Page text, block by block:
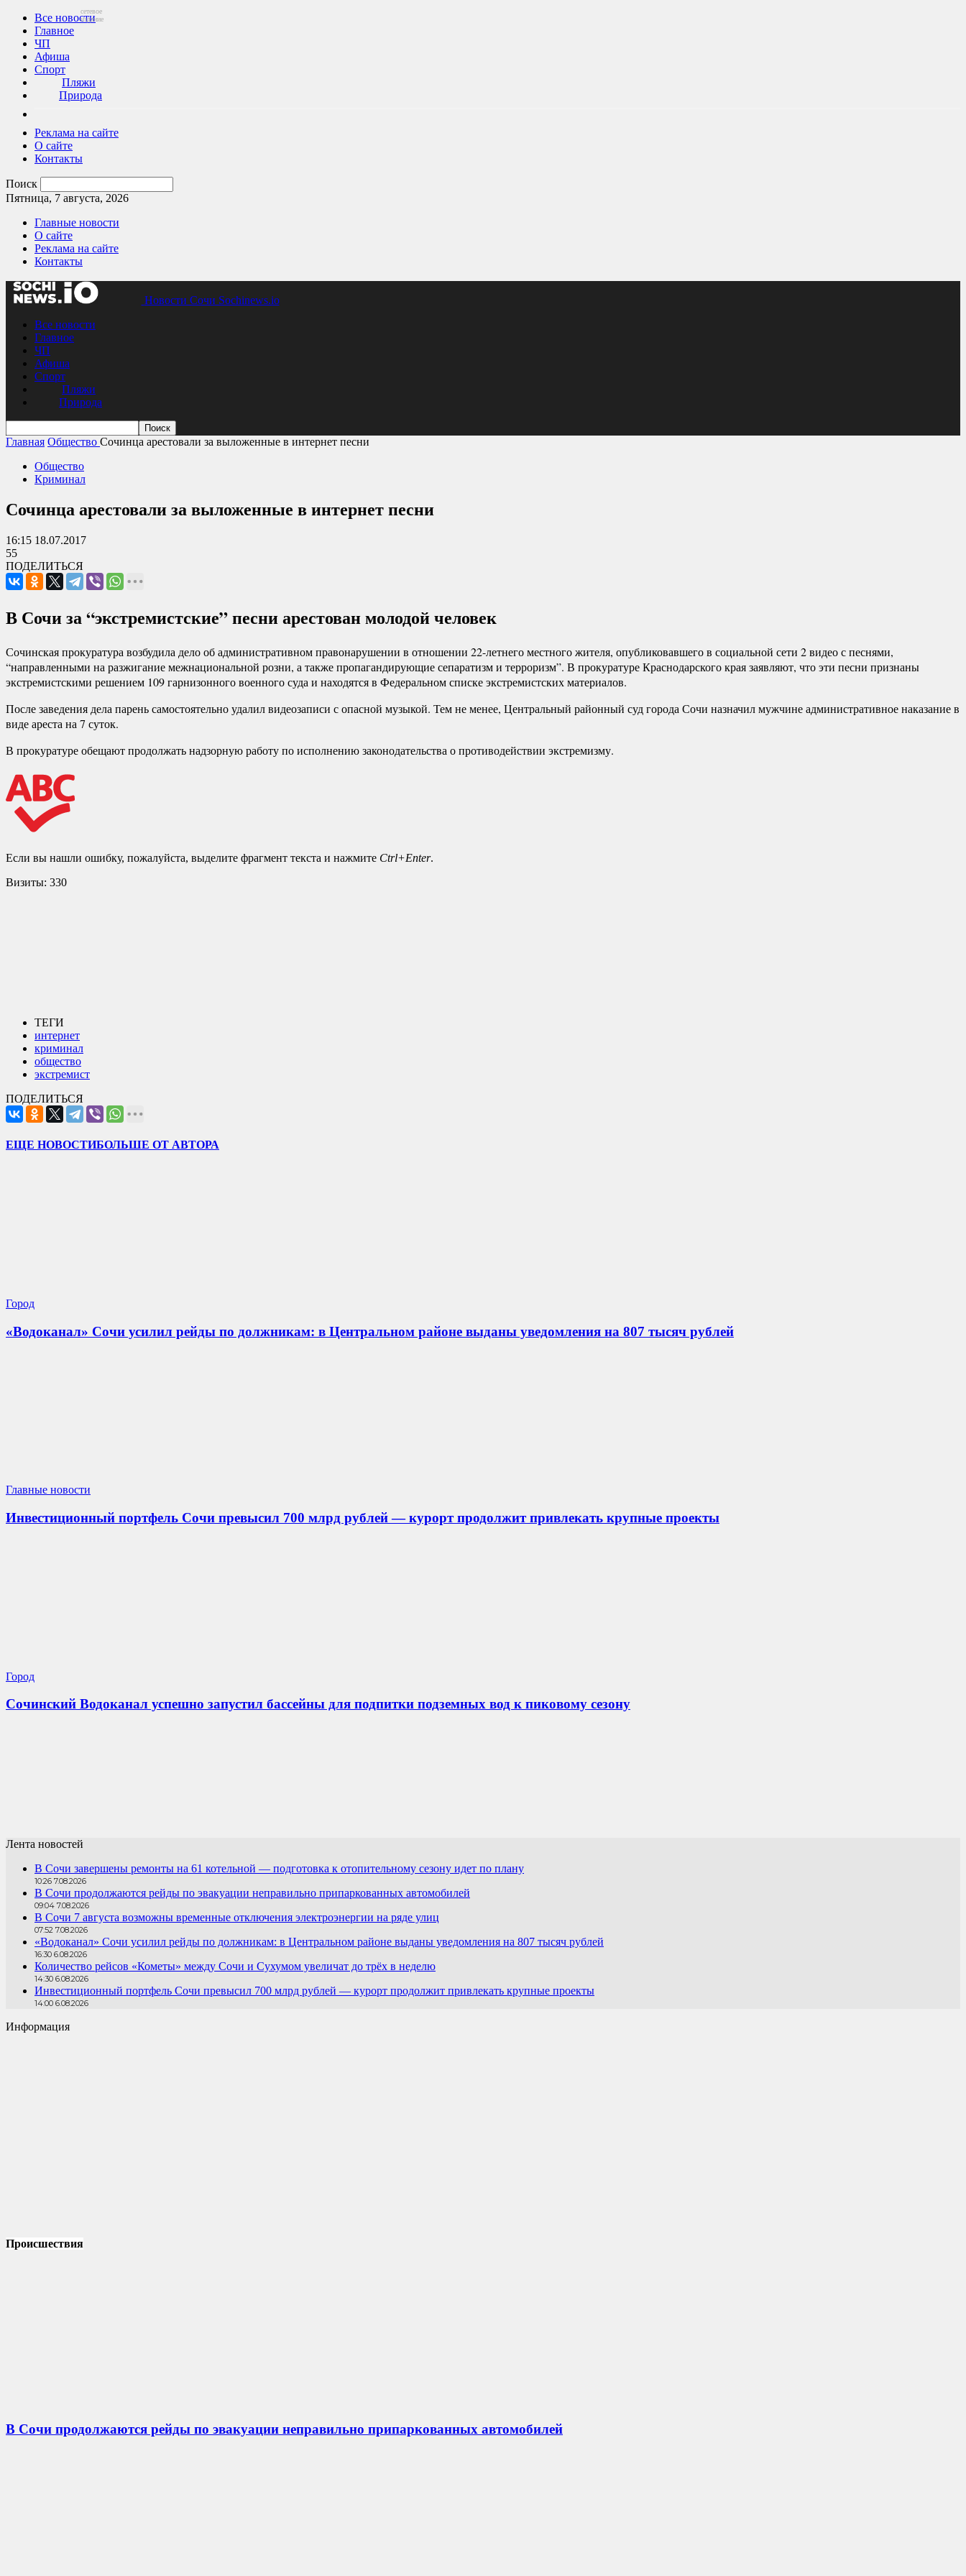
Все новости
Главное
ЧП
Афиша
Спорт
Пляжи
Природа
Реклама на сайте
О сайте
Контакты
Поиск
Пятница, 7 августа, 2026
Главные новости
О сайте
Реклама на сайте
Контакты
Новости Сочи Sochinews.io
сетевое
издание
Все новости
Главное
ЧП
Афиша
Спорт
Пляжи
Природа
Главная Общество Сочинца арестовали за выложенные в интернет песни
Общество
Криминал
Сочинца арестовали за выложенные в интернет песни
16:15 18.07.2017
55
ПОДЕЛИТЬСЯ
В Сочи за “экстремистские” песни арестован молодой человек
Сочинская прокуратура возбудила дело об административном правонарушении в отношении 22-летнего местного жителя, опубликовавшего в социальной сети 2 видео с песнями,
“направленными на разжигание межнациональной розни, а также пропагандирующие сепаратизм и терроризм”. В прокуратуре Краснодарского края заявляют, что эти песни признаны
экстремистскими решением 109 гарнизонного военного суда и находятся в Федеральном списке экстремистских материалов.
После заведения дела парень самостоятельно удалил видеозаписи с опасной музыкой. Тем не менее, Центральный районный суд города Сочи назначил мужчине административное наказание в
виде ареста на 7 суток.
В прокуратуре обещают продолжать надзорную работу по исполнению законодательства о противодействии экстремизму.
Если вы нашли ошибку, пожалуйста, выделите фрагмент текста и нажмите Ctrl+Enter.
Визиты: 330
ТЕГИ
интернет
криминал
общество
экстремист
ПОДЕЛИТЬСЯ
ЕЩЕ НОВОСТИБОЛЬШЕ ОТ АВТОРА
Город
«Водоканал» Сочи усилил рейды по должникам: в Центральном районе выданы уведомления на 807 тысяч рублей
Главные новости
Инвестиционный портфель Сочи превысил 700 млрд рублей — курорт продолжит привлекать крупные проекты
Город
Сочинский Водоканал успешно запустил бассейны для подпитки подземных вод к пиковому сезону
Лента новостей
В Сочи завершены ремонты на 61 котельной — подготовка к отопительному сезону идет по плану
10:26 7.08.2026
В Сочи продолжаются рейды по эвакуации неправильно припаркованных автомобилей
09:04 7.08.2026
В Сочи 7 августа возможны временные отключения электроэнергии на ряде улиц
07:52 7.08.2026
«Водоканал» Сочи усилил рейды по должникам: в Центральном районе выданы уведомления на 807 тысяч рублей
16:30 6.08.2026
Количество рейсов «Кометы» между Сочи и Сухумом увеличат до трёх в неделю
14:30 6.08.2026
Инвестиционный портфель Сочи превысил 700 млрд рублей — курорт продолжит привлекать крупные проекты
14:00 6.08.2026
Информация
Происшествия
В Сочи продолжаются рейды по эвакуации неправильно припаркованных автомобилей